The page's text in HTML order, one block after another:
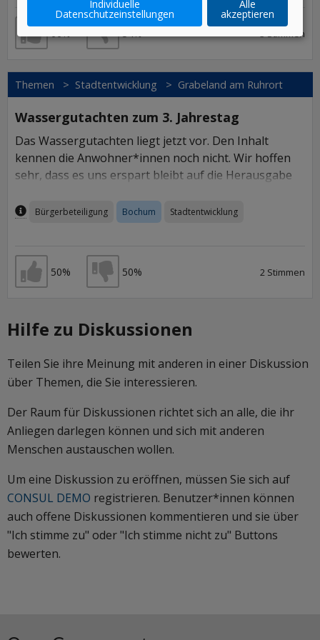
3 Stimmen
Ich stimme zu
66%
Ich stimme nicht zu
34%
Themen > Stadtentwicklung > Grabeland am Ruhrort
Wassergutachten zum 3. Jahrestag
Das Wassergutachten liegt jetzt vor. Den Inhalt
kennen die Anwohner*innen noch nicht. Wir hoffen
sehr, dass es uns erspart bleibt auf die Herausgabe
Informationsfreiheitsgesetz zu klagen, erspart bleibt,
Informationen, die das Offensichtliche ans Tageslicht
gefährdeten Gebiet in Zeiten unwiederruflicher
klimatischen Veränderungen nicht gebaut werden
Inhalt per AI / Machine Learning generiert
Bürgerbeteiligung Bochum Stadtentwicklung
2 Stimmen
Ich stimme zu
50%
Ich stimme nicht zu
50%
Hilfe zu Diskussionen
Teilen Sie ihre Meinung mit anderen in einer Diskussion
über Themen, die Sie interessieren.
Der Raum für Diskussionen richtet sich an alle, die ihr
Anliegen darlegen können und sich mit anderen
Menschen austauschen wollen.
Um eine Diskussion zu eröffnen, müssen Sie sich auf
CONSUL DEMO registrieren. Benutzer*innen können
auch offene Diskussionen kommentieren und sie über
"Ich stimme zu" oder "Ich stimme nicht zu" Buttons
bewerten.
Individuelle
Datenschutzeinstellungen
Alle
akzeptieren